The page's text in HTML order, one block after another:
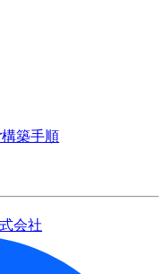
築手順
会社